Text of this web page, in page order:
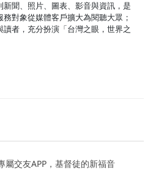
聞、照片、圖表、影音與資訊，是
對象從媒體客戶擴大為閱聽大眾；
者，充分扮演「台灣之眼，世界之
屬交友APP，基督徒的新福音